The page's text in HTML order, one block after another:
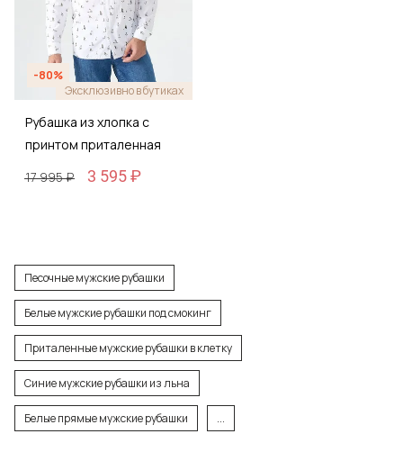
-80%
Эксклюзивно в бутиках
Рубашка из хлопка с
принтом приталенная
17 995 ₽
3 595 ₽
Песочные мужские рубашки
Белые мужские рубашки под смокинг
Приталенные мужские рубашки в клетку
Синие мужские рубашки из льна
Белые прямые мужские рубашки ...